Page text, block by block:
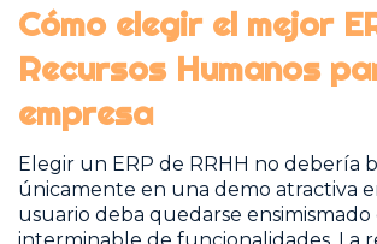
Cómo elegir el mejor
Recursos Humanos
empresa
Elegir un ERP de RRHH no debería
únicamente en una demo atractiva
usuario deba quedarse ensimismado
interminable de funcionalidades. La